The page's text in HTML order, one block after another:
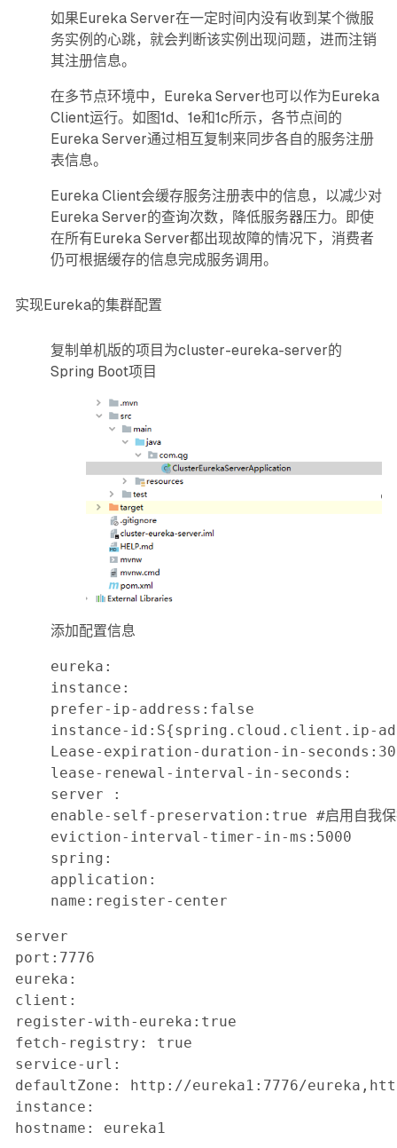
如果Eureka Server在一定时间内没有收到某个微服
务实例的心跳，就会判断该实例出现问题，进而注销
其注册信息。
在多节点环境中，Eureka Server也可以作为Eureka
Client运行。如图1d、1e和1c所示，各节点间的
Eureka Server通过相互复制来同步各自的服务注册
表信息。
Eureka Client会缓存服务注册表中的信息，以减少对
Eureka Server的查询次数，降低服务器压力。即使
在所有Eureka Server都出现故障的情况下，消费者
仍可根据缓存的信息完成服务调用。
实现Eureka的集群配置
复制单机版的项目为cluster-eureka-server的
Spring Boot项目
添加配置信息
eureka:
instance:
prefer-ip-address:false
instance-id:S{spring.cloud.client.ip-
Lease-expiration-duration-in-seconds:30
lease-renewal-interval-in-seconds:
server :
enable-self-preservation:true #启用自我保
eviction-interval-timer-in-ms:5000
spring:
application:
name:register-center
server
port:7776
eureka:
client:
register-with-eureka:true
fetch-registry: true
service-url:
defaultZone: http://eureka1:7776/
instance:
hostname: eureka1